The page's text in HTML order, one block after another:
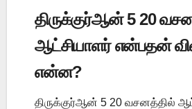
திருக்குர்ஆன் 5 20
ஆட்சியாளர் என்பதன்
என்ன?
திருக்குர்ஆன் 5 20 வசனத்தில்